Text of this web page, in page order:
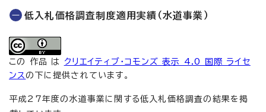
低入札価格調査制度適用実績（水道事業）
この 作品 は クリエイティブ・コモンズ 表示 4.0 国際 ライセ
ンスの下に提供されています。
平成27年度の水道事業に関する低入札価格調査の結果を掲